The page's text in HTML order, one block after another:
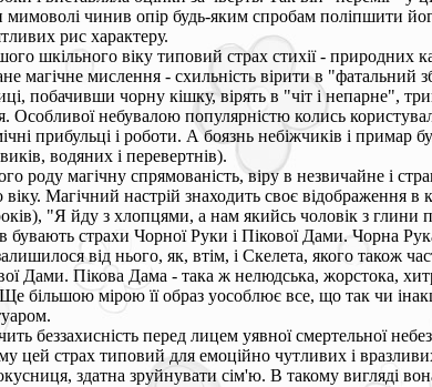
чинив опір будь-яким спробам поліпшити
рис характеру.
шкільного віку типовий страх стихії - природних
магічне мислення - схильність вірити в
побачивши чорну кішку, вірять в "чіт і непарне",
Особливої небувалою популярністю колись
прибульці і роботи. А боязнь небіжчиків і
водяних і перевертнів).
роду магічну спрямованість, віру в незвичайне і
Магічний настрій знаходить своє відображення
"Я йду з хлопцями, а нам якийсь чоловік з глини
страхи Чорної Руки і Пікової Дами. Чорна
від нього, як, втім, і Скелета, якого також
Дами. Пікова Дама - така ж нелюдська, жорстока,
більшою мірою її образ уособлює все, що так чи
беззахисність перед лицем уявної смертельної
цей страх типовий для емоційно чутливих і
здатна зруйнувати сім'ю. В такому вигляді